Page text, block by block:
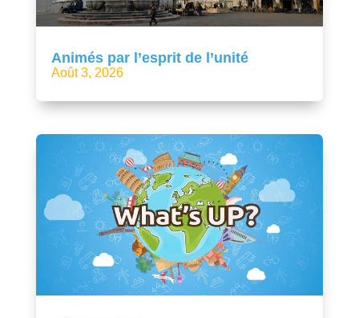
Animés par l’esprit de l’unité
Août 3, 2026